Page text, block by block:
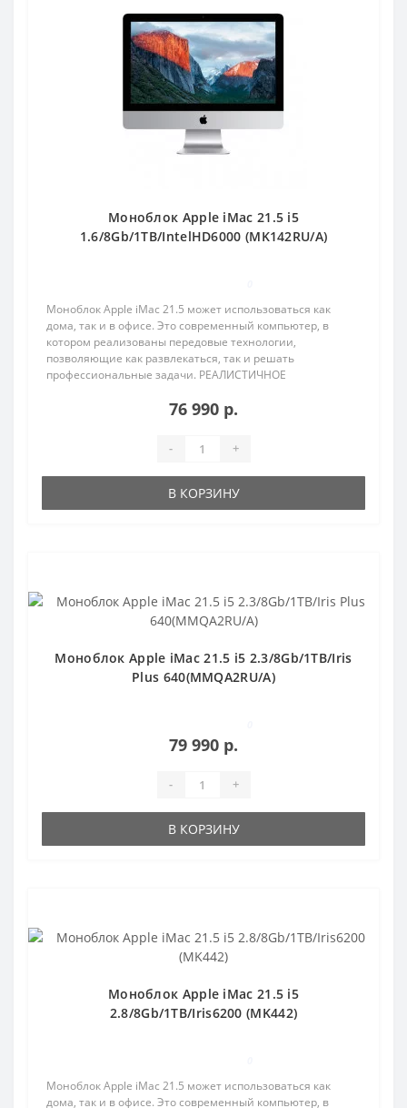
Моноблок Apple iMac 21.5 i5
1.6/8Gb/1TB/IntelHD6000 (MK142RU/A)
Моноблок Apple iMac 21.5 может использоваться как
дома, так и в офисе. Это современный компьютер, в
котором реализованы передовые технологии,
позволяющие как развлекаться, так и решать
профессиональные задачи. РЕАЛИСТИЧНОЕ
76 990 р.
- +
В КОРЗИНУ
Моноблок Apple iMac 21.5 i5 2.3/8Gb/1TB/Iris
Plus 640(MMQA2RU/A)
79 990 р.
- +
В КОРЗИНУ
Моноблок Apple iMac 21.5 i5
2.8/8Gb/1TB/Iris6200 (MK442)
Моноблок Apple iMac 21.5 может использоваться как
дома, так и в офисе. Это современный компьютер, в